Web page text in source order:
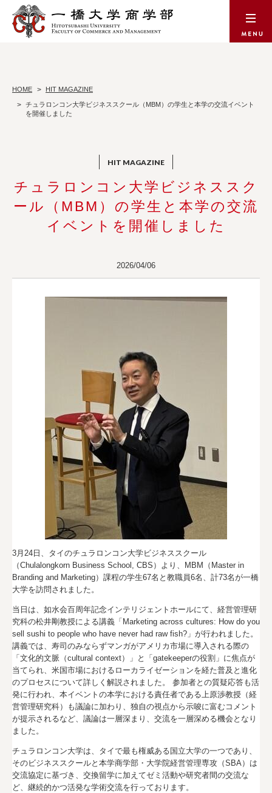
HOME HIT MAGAZINE
チュラロンコン大学ビジネススクール（MBM）の学生と本学の交流イベント
を開催しました
チュラロンコン大学ビジネススク
ール（MBM）の学生と本学の交流
イベントを開催しました
2026/04/06
3月24日、タイのチュラロンコン大学ビジネススクール
（Chulalongkorn Business School, CBS）より、MBM（Master in
Branding and Marketing）課程の学生67名と教職員6名、計73名が一橋
大学を訪問されました。
当日は、如水会百周年記念インテリジェントホールにて、経営管理研
究科の松井剛教授による講義「Marketing across cultures: How do you
sell sushi to people who have never had raw fish?」が行われました。
講義では、寿司のみならずマンガがアメリカ市場に導入される際の
「文化的文脈（cultural context）」と「gatekeeperの役割」に焦点が
当てられ、米国市場におけるローカライゼーションを経た普及と進化
のプロセスについて詳しく解説されました。 参加者との質疑応答も活
発に行われ、本イベントの本学における責任者である上原渉教授（経
営管理研究科）も議論に加わり、独自の視点から示唆に富むコメント
が提示されるなど、議論は一層深まり、交流を一層深める機会となり
ました。
チュラロンコン大学は、タイで最も権威ある国立大学の一つであり、
そのビジネススクールと本学商学部・大学院経営管理専攻（SBA）は
交流協定に基づき、交換留学に加えてゼミ活動や研究者間の交流な
ど、継続的かつ活発な学術交流を行っております。